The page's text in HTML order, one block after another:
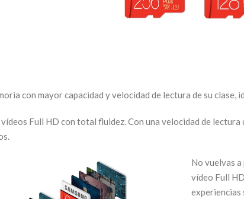
con mayor capacidad y velocidad de lectura de su clase,
Full HD con total fluidez. Con una velocidad de
No vuelvas
vídeo Full
experiencias